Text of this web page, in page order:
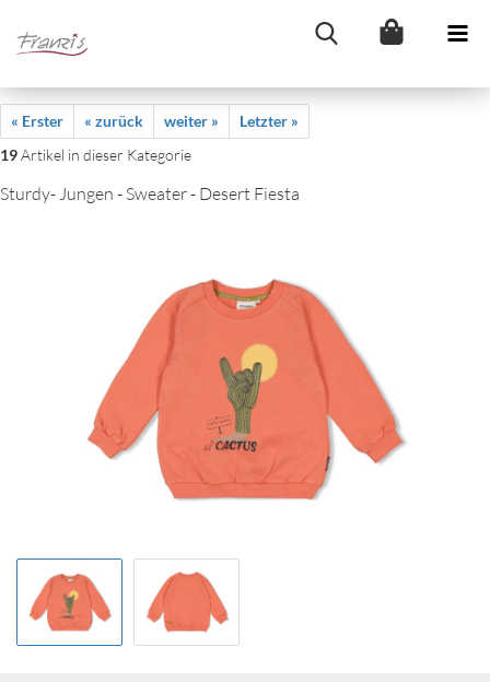
« Erster « zurück weiter »
Letzter »
19Artikel in dieser Kategorie
Sturdy- Jungen - Sweater - Desert Fiesta